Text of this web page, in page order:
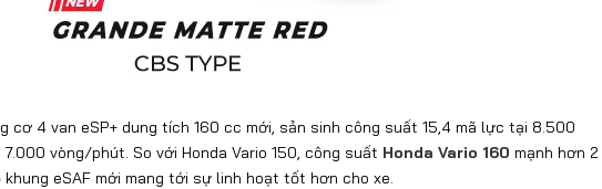
cơ 4 van eSP+ dung tích 160 cc mới, sản sinh công suất 15,4 mã lực tại 8.500
vòng/phút. So với Honda Vario 150, công suất Honda Vario 160 mạnh hơn 2
eSAF mới mang tới sự linh hoạt tốt hơn cho xe.